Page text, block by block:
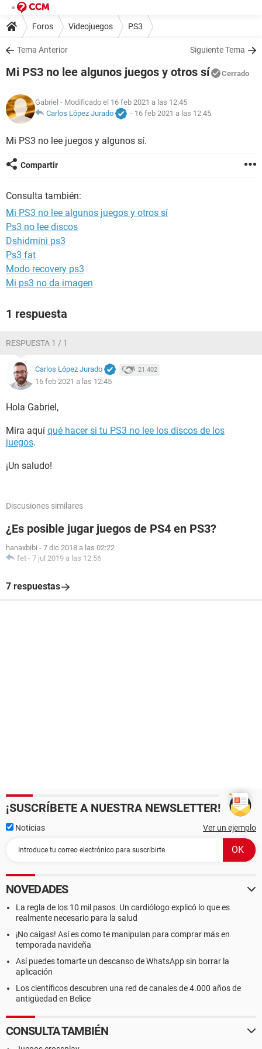
Foros Videojuegos PS3
Tema Anterior Siguiente Tema
Mi PS3 no lee algunos juegos y otros sí Cerrado
Gabriel - Modificado el 16 feb 2021 a las 12:45
Carlos López Jurado
- 16 feb 2021 a las 12:45
Mi PS3 no lee juegos y algunos sí.
Compartir
Consulta también:
Mi PS3 no lee algunos juegos y otros sí
Ps3 no lee discos
Dshidmini ps3
Ps3 fat
Modo recovery ps3
Mi ps3 no da imagen
1 respuesta
RESPUESTA 1 / 1
Carlos López Jurado 21.402
16 feb 2021 a las 12:45
Hola Gabriel,
Mira aquí qué hacer si tu PS3 no lee los discos de los
juegos.
¡Un saludo!
Discusiones similares
¿Es posible jugar juegos de PS4 en PS3?
hanaxbibi - 7 dic 2018 a las 02:22
fet - 7 jul 2019 a las 12:56
7 respuestas
¡SUSCRÍBETE A NUESTRA NEWSLETTER!
Noticias Ver un ejemplo
NOVEDADES
La regla de los 10 mil pasos. Un cardiólogo explicó lo que es
realmente necesario para la salud
¡No caigas! Así es como te manipulan para comprar más en
temporada navideña
Así puedes tomarte un descanso de WhatsApp sin borrar la
aplicación
Los científicos descubren una red de canales de 4.000 años de
antigüedad en Belice
CONSULTA TAMBIÉN